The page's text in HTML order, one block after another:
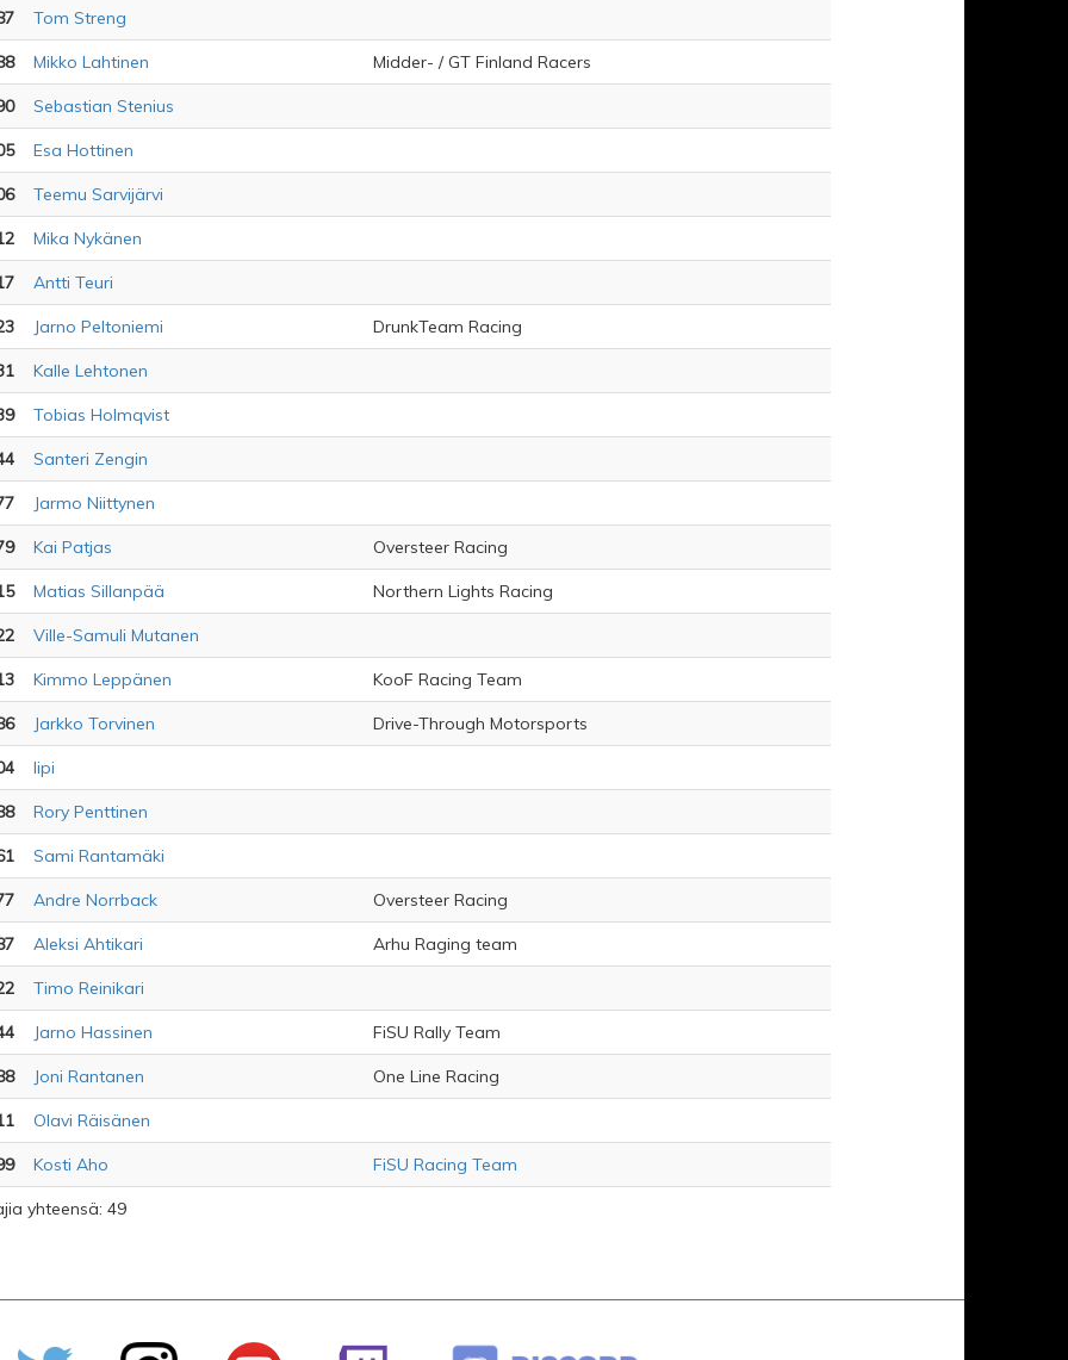
Tom Streng
Mikko Lahtinen Midder- / GT Finland Racers
Sebastian Stenius
Esa Hottinen
Teemu Sarvijärvi
Mika Nykänen
Antti Teuri
Jarno Peltoniemi DrunkTeam Racing
Kalle Lehtonen
Tobias Holmqvist
Santeri Zengin
Jarmo Niittynen
Kai Patjas Oversteer Racing
Matias Sillanpää Northern Lights Racing
Ville-Samuli Mutanen
Kimmo Leppänen KooF Racing Team
Jarkko Torvinen Drive-Through Motorsports
lipi
Rory Penttinen
Sami Rantamäki
Andre Norrback Oversteer Racing
Aleksi Ahtikari Arhu Raging team
Timo Reinikari
Jarno Hassinen FiSU Rally Team
Joni Rantanen One Line Racing
Olavi Räisänen
Kosti Aho FiSU Racing Team
yhteensä: 49